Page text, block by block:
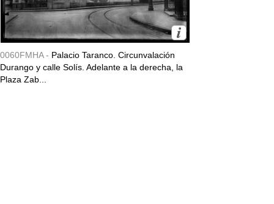
0060FMHA - Palacio Taranco. Circunvalación
Durango y calle Solís. Adelante a la derecha, la
Plaza Zab...